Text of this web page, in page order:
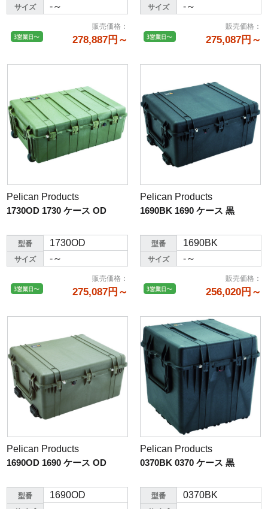
サイズ -～
販売価格 ：
278,887円～
サイズ -～
販売価格 ：
275,087円～
Pelican Products
1730OD 1730 ケース OD
型番 1730OD
サイズ -～
販売価格 ：
275,087円～
Pelican Products
1690BK 1690 ケース 黒
型番 1690BK
サイズ -～
販売価格 ：
256,020円～
Pelican Products
1690OD 1690 ケース OD
型番 1690OD
Pelican Products
0370BK 0370 ケース 黒
型番 0370BK